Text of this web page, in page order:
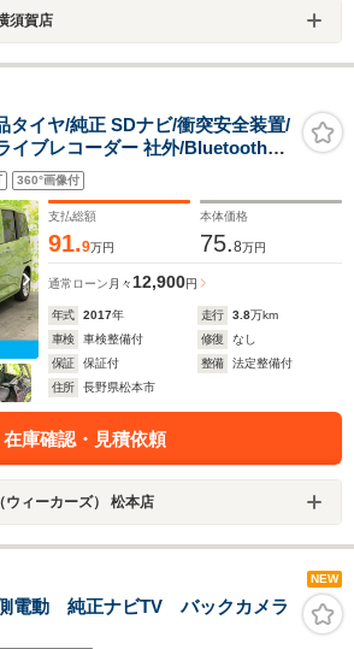
須賀店
イヤ/純正 SDナビ/衝突安全装置/
イブレコーダー 社外/Bluetooth接
/アイドリングストップ/バックモ
360°画像付
支払総額
91.9万円
本体価格
75.8万円
通常ローン 月々12,900円
年式 2017年 走行 3.8万km
車検
車検整備付 修復
なし
保証
保証付 整備
法定整備付
住所
長野県松本市
在庫確認・見積依頼
ウィーカーズ） 松本店
NEW
電動 純正ナビTV バックカメラ